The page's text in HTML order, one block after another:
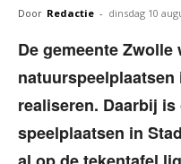
Door Redactie - dinsdag 10
De gemeente Zwolle
natuurspeelplaatsen
realiseren. Daarbij
speelplaatsen in